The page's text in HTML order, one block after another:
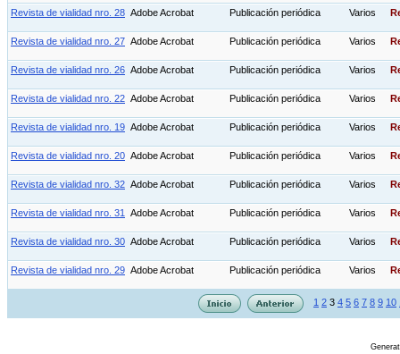
Revista de vialidad nro. 28 Adobe Acrobat Publicación periódica Varios
Revista de vialidad nro. 27 Adobe Acrobat Publicación periódica Varios
Revista de vialidad nro. 26 Adobe Acrobat Publicación periódica Varios
Revista de vialidad nro. 22 Adobe Acrobat Publicación periódica Varios
Revista de vialidad nro. 19 Adobe Acrobat Publicación periódica Varios
Revista de vialidad nro. 20 Adobe Acrobat Publicación periódica Varios
Revista de vialidad nro. 32 Adobe Acrobat Publicación periódica Varios
Revista de vialidad nro. 31 Adobe Acrobat Publicación periódica Varios
Revista de vialidad nro. 30 Adobe Acrobat Publicación periódica Varios
Revista de vialidad nro. 29 Adobe Acrobat Publicación periódica Varios
1 2 3 4 5 6 7 8 9 10